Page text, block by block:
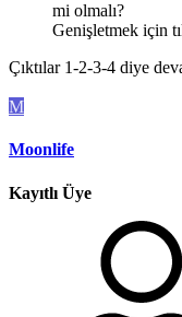
mi olmalı?
Genişletmek için
Çıktılar 1-2-3-4 diye
M
Moonlife
Kayıtlı Üye